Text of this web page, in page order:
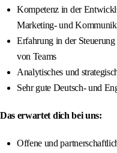
Kompetenz in der
Marketing- und
Erfahrung in der
von Teams
Analytisches und
Sehr gute Deutsch- und
Das erwartet dich bei uns:
Offene und